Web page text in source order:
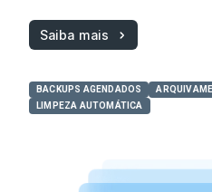
Saiba mais
BACKUPS AGENDADOS
LIMPEZA AUTOMÁTICA